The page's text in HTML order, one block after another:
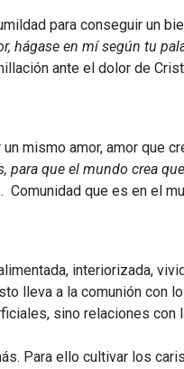
para conseguir un
hágase en mí según tu
ante el dolor de
mismo amor, amor que
para que el mundo crea
que es en el
interiorizada,
lleva a la comunión con
sino relaciones
Para ello cultivar los